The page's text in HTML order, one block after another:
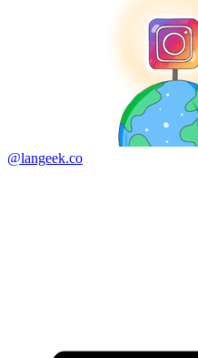
@langeek.co